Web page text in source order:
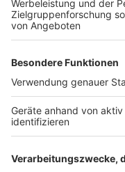
Daten
Details
Nutzung
Ariana Grande -